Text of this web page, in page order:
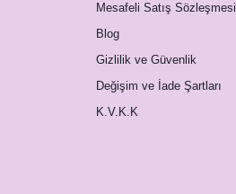
Mesafeli Satış Sözleşmesi
Blog
Gizlilik ve Güvenlik
Değişim ve İade Şartları
K.V.K.K